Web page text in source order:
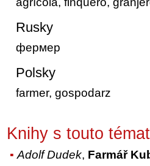
Rusky
фермер
Polsky
farmer, gospodarz
Knihy s touto
Adolf Dudek, Farmář